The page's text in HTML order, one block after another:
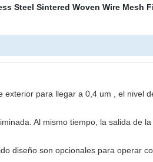
para llegar a 0,4 um , el nivel
Al mismo tiempo, la salida de
diseño son opcionales para operar